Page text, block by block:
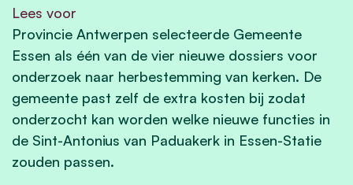
Lees voor
Provincie Antwerpen selecteerde Gemeente
Essen als één van de vier nieuwe dossiers voor
onderzoek naar herbestemming van kerken. De
gemeente past zelf de extra kosten bij zodat
onderzocht kan worden welke nieuwe functies in
de Sint-Antonius van Paduakerk in Essen-Statie
zouden passen.